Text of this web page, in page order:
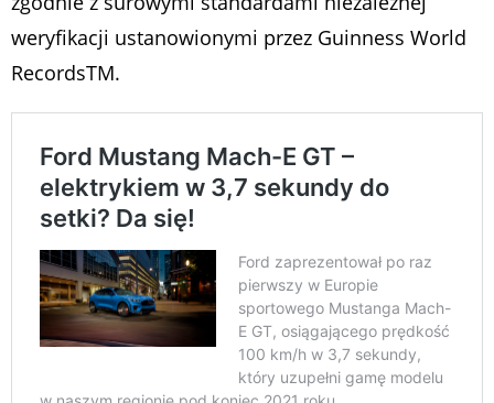
weryfikacji ustanowionymi przez Guinness World
RecordsTM.